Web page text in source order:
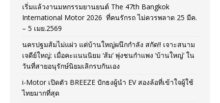
เริ่มแล้วงานมหกรรมยานยนต์ The 47th Bangkok
International Motor 2026 ที่คนรักรถ ไม่ควรพลาด 25 มีค.
– 5 เมย.2569
นครปฐมส้มไม่แผ่ว แต่บ้านใหญ่ผนึกกำลัง สกัด!! เจาะสนาม
เจดีย์ใหญ่: เมื่อคะแนนนิยม ‘ส้ม’ พุ่งชนกำแพง ‘บ้านใหญ่’ ใน
วันที่สายอนุรักษ์นิยมเลิกรบกันเอง
i-Motor เปิดตัว BREEZE ปักธงผู้นำ EV สองล้อที่เข้าใจผู้ใช้
ไทยมากที่สุด